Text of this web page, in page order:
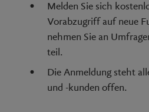
Melden Sie sich
Vorabzugriff auf neue
nehmen Sie an
teil.
Die Anmeldung steht
und -kunden offen.